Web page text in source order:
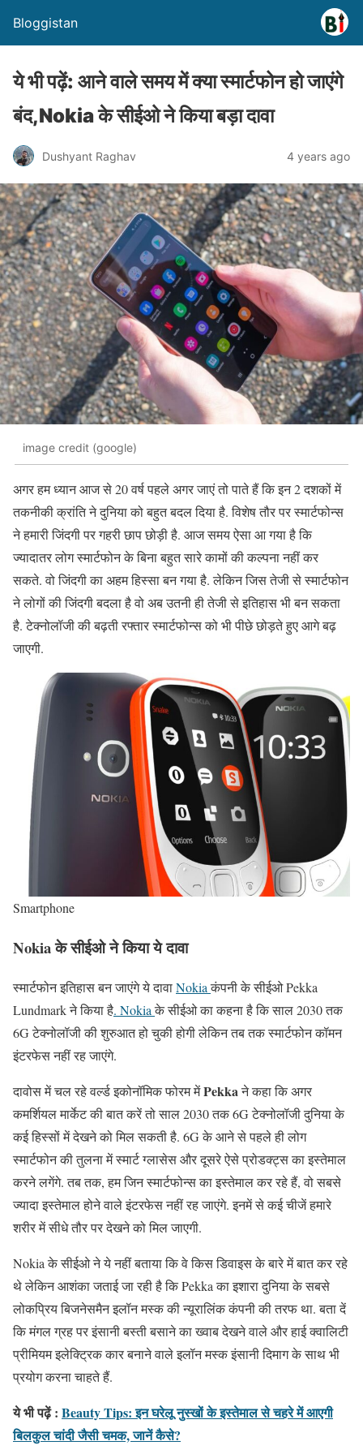
Bloggistan
ये भी पढ़ें: आने वाले समय में क्या स्मार्टफोन हो जाएंगे
बंद,Nokia के सीईओ ने किया बड़ा दावा
Dushyant Raghav 4 years ago
image credit (google)
अगर हम ध्यान आज से 20 वर्ष पहले अगर जाएं तो पाते हैं कि इन 2 दशकों में
तकनीकी क्रांति ने दुनिया को बहुत बदल दिया है. विशेष तौर पर स्मार्टफोन्स
ने हमारी जिंदगी पर गहरी छाप छोड़ी है. आज समय ऐसा आ गया है कि
ज्यादातर लोग स्मार्टफोन के बिना बहुत सारे कामों की कल्पना नहीं कर
सकते. वो जिंदगी का अहम हिस्सा बन गया है. लेकिन जिस तेजी से स्मार्टफोन
ने लोगों की जिंदगी बदला है वो अब उतनी ही तेजी से इतिहास भी बन सकता
है. टेक्नोलॉजी की बढ़ती रफ्तार स्मार्टफोन्स को भी पीछे छोड़ते हुए आगे बढ़
जाएगी.
Smartphone
Nokia के सीईओ ने किया ये दावा
स्मार्टफोन इतिहास बन जाएंगे ये दावाNokiaकंपनी के सीईओ Pekka
Lundmark ने किया है. Nokiaके सीईओ का कहना है कि साल 2030 तक
6G टेक्नोलॉजी की शुरुआत हो चुकी होगी लेकिन तब तक स्मार्टफोन कॉमन
इंटरफेस नहीं रह जाएंगे.
दावोस में चल रहे वर्ल्ड इकोनॉमिक फोरम मेंPekkaने कहा कि अगर
कमर्शियल मार्केट की बात करें तो साल 2030 तक 6G टेक्नोलॉजी दुनिया के
कई हिस्सों में देखने को मिल सकती है. 6G के आने से पहले ही लोग
स्मार्टफोन की तुलना में स्मार्ट ग्लासेस और दूसरे ऐसे प्रोडक्ट्स का इस्तेमाल
करने लगेंगे. तब तक, हम जिन स्मार्टफोन्स का इस्तेमाल कर रहे हैं, वो सबसे
ज्यादा इस्तेमाल होने वाले इंटरफेस नहीं रह जाएंगे. इनमें से कई चीजें हमारे
शरीर में सीधे तौर पर देखने को मिल जाएगी.
Nokia के सीईओ ने ये नहीं बताया कि वे किस डिवाइस के बारे में बात कर रहे
थे लेकिन आशंका जताई जा रही है कि Pekka का इशारा दुनिया के सबसे
लोकप्रिय बिजनेसमैन इलॉन मस्क की न्यूरालिंक कंपनी की तरफ था. बता दें
कि मंगल ग्रह पर इंसानी बस्ती बसाने का ख्वाब देखने वाले और हाई क्वालिटी
प्रीमियम इलेक्ट्रिक कार बनाने वाले इलॉन मस्क इंसानी दिमाग के साथ भी
प्रयोग करना चाहते हैं.
ये भी पढ़ें : Beauty Tips: इन घरेलू नुस्खों के इस्तेमाल से चहरे में आएगी
बिलकुल चांदी जैसी चमक, जानें कैसे?